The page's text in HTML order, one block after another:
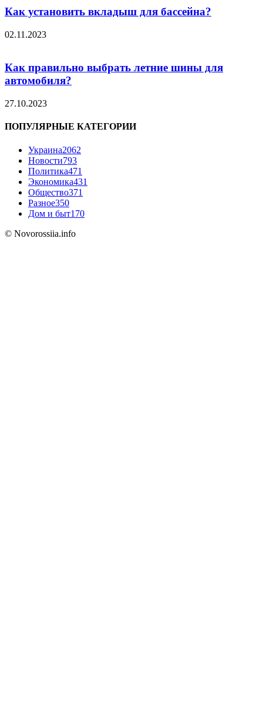
Как установить вкладыш для бассейна?
02.11.2023
Как правильно выбрать летние шины для
автомобиля?
27.10.2023
ПОПУЛЯРНЫЕ КАТЕГОРИИ
Украина2062
Новости793
Политика471
Экономика431
Общество371
Разное350
Дом и быт170
© Novorossiia.info